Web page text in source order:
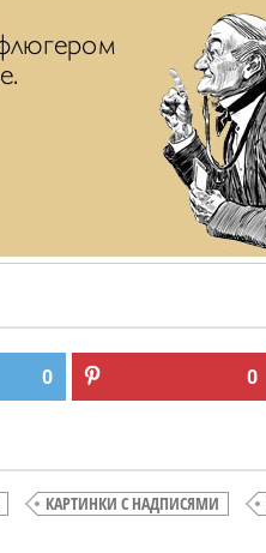
0 0
КАРТИНКИ С НАДПИСЯМИ